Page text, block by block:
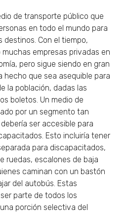
de transporte público que
en todo el mundo para
destinos. Con el tiempo,
empresas privadas en
pero sigue siendo en gran
hecho que sea asequible para
la población, dadas las
boletos. Un medio de
por un segmento tan
ser accesible para
Esto incluiría tener
para discapacitados,
ruedas, escalones de baja
caminan con un bastón
del autobús. Estas
parte de todos los
porción selectiva del